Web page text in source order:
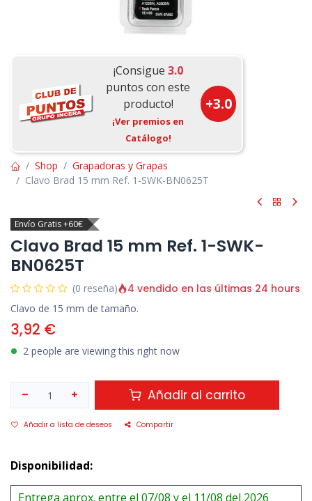
¡Consigue 3.0
puntos con este
producto!
¡Ver premios en
Catálogo!
+3.0
Shop
Grapadoras y Grapas
Clavo Brad 15 mm Ref. 1-SWK-BN0625T
Envío Gratis +60€
Clavo Brad 15 mm Ref. 1-SWK-
BN0625T
(0 reseña) 4 vendido en las últimas 24 hours
Clavo de 15 mm de tamaño.
3,92 €
2 people are viewing this right now
Añadir al carrito
Añadir a lista de deseos Compartir
Disponibilidad:
Entrega aprox. entre el 07/08 y el 11/08 del 2026